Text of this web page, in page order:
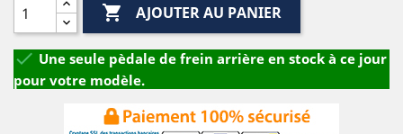
 AJOUTER AU PANIER
 Une seule pèdale de frein arrière en stock à ce jour
pour votre modèle.